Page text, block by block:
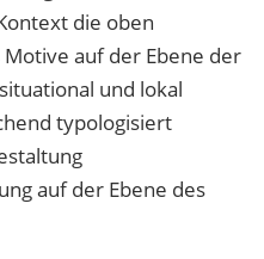
die oben
auf der Ebene der
und lokal
typologisiert
auf der Ebene des